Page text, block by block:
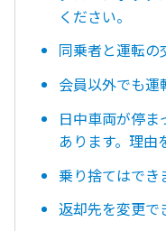
ください。
同乗者と運転の
会員以外でも運
日中車両が停ま
あります。理由
乗り捨てはでき
返却先を変更で